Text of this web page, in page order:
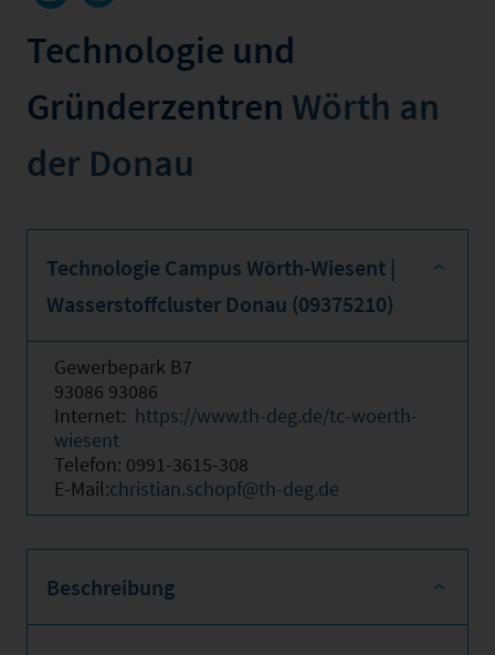
Technologie und
Gründerzentren Wörth an
der Donau
Technologie Campus Wörth-Wiesent |
Wasserstoffcluster Donau (09375210)
Gewerbepark B7
93086 93086
Internet: https://www.th-deg.de/tc-woerth-
wiesent
Telefon: 0991-3615-308
E-Mail:christian.schopf@th-deg.de
Beschreibung